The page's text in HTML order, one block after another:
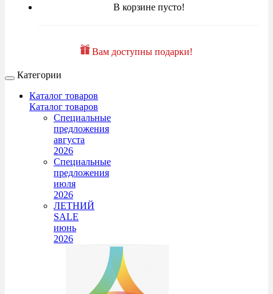
В корзине пусто!
Вам доступны подарки!
Категории
Каталог товаров
Каталог товаров
Специальные
предложения
августа
2026
Специальные
предложения
июля
2026
ЛЕТНИЙ
SALE
июнь
2026